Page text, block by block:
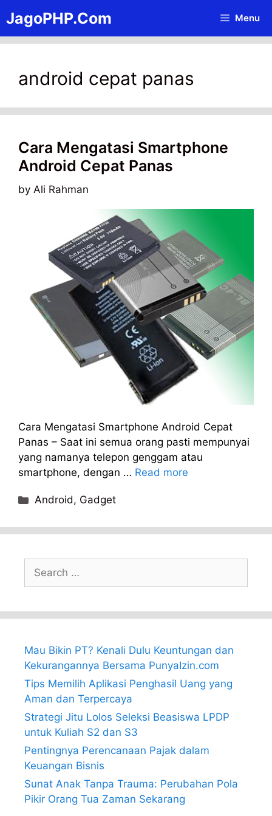
to
content
JagoPHP.Com Menu
android cepat panas
Cara Mengatasi Smartphone
Android Cepat Panas
by Ali Rahman
Cara Mengatasi Smartphone Android Cepat
Panas – Saat ini semua orang pasti mempunyai
yang namanya telepon genggam atau
smartphone, dengan … Read more
Categories
Android, Gadget
Search
for:
Mau Bikin PT? Kenali Dulu Keuntungan dan
Kekurangannya Bersama PunyaIzin.com
Tips Memilih Aplikasi Penghasil Uang yang
Aman dan Terpercaya
Strategi Jitu Lolos Seleksi Beasiswa LPDP
untuk Kuliah S2 dan S3
Pentingnya Perencanaan Pajak dalam
Keuangan Bisnis
Sunat Anak Tanpa Trauma: Perubahan Pola
Pikir Orang Tua Zaman Sekarang